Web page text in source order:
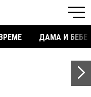
ДАМА И БЕБЕ